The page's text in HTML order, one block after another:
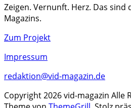
Zeigen. Vernunft. Herz. Das sind
Magazins.
Zum Projekt
Impressum
redaktion@vid-magazin.de
Copyright 2026 vid-magazin Alle